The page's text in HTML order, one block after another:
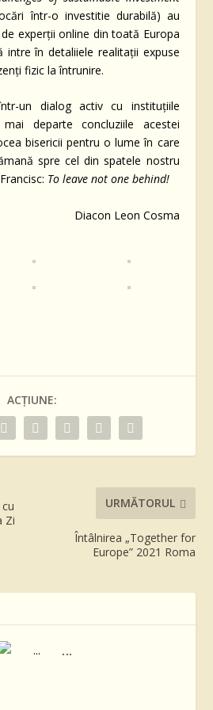
într-o investitie durabilă) au
experții online din toată Europa
intre în detaliiele realitații expuse
fizic la întrunire.
un dialog activ cu instituțiile
departe concluziile acestei
bisericii pentru o lume în care
spre cel din spatele nostru
To leave not one behind!
Diacon Leon Cosma
ACȚIUNE:
Zi
URMĂTORUL
Întâlnirea „Together for
Europe” 2021 Roma
...